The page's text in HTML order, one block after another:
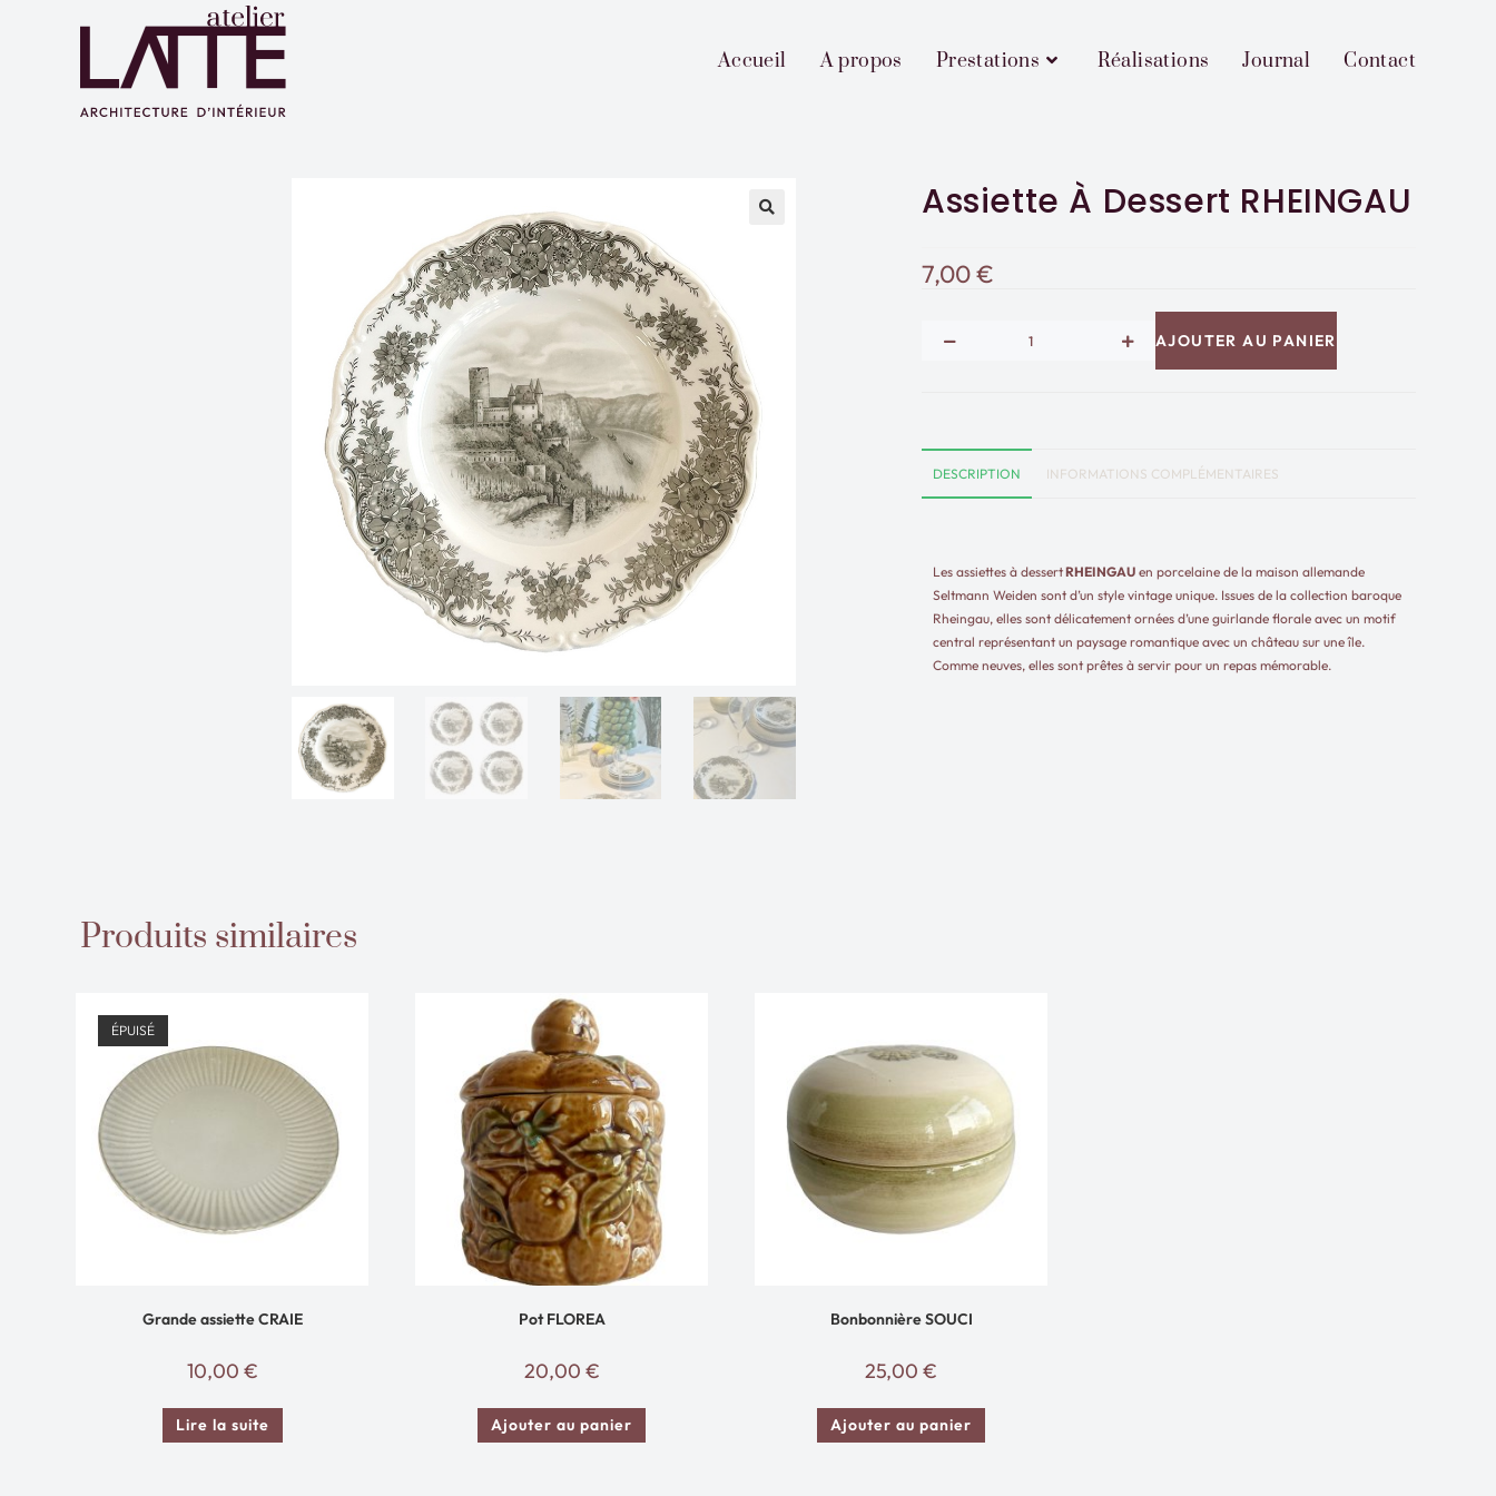
Accueil A propos Prestations Réalisations Journal Contact
Assiette À Dessert RHEINGAU
7,00€
AJOUTER AU PANIER
DESCRIPTION INFORMATIONS COMPLÉMENTAIRES
Les assiettes à dessertRHEINGAU en porcelaine de la maison allemande
Seltmann Weiden sont d’un style vintage unique. Issues de la collection baroque
Rheingau, elles sont délicatement ornées d’une guirlande florale avec un motif
central représentant un paysage romantique avec un château sur une île.
Comme neuves, elles sont prêtes à servir pour un repas mémorable.
Produits similaires
ÉPUISÉ
Grande assiette CRAIE
10,00 €
Lire la suite
Pot FLOREA
20,00 €
Ajouter au panier
Bonbonnière SOUCI
25,00 €
Ajouter au panier